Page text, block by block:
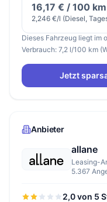
16,17 € / 100 km
2,246 €/l (Diesel,
Dieses Fahrzeug liegt im
Verbrauch: 7,2 l/100 km
Jetzt
Anbieter
allane
Leasing-
5.367
2,0 von 5